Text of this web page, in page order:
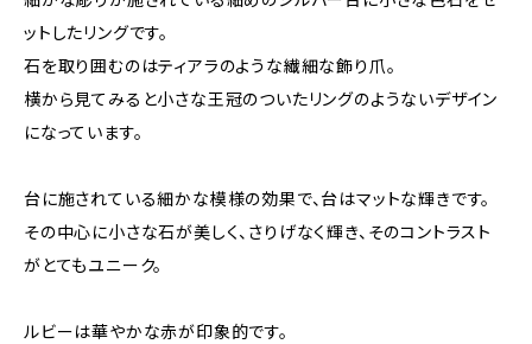
ットしたリングです。
石を取り囲むのはティアラのような繊細な飾り爪。
横から見てみると小さな王冠のついたリングのようないデザイン
になっています。
台に施されている細かな模様の効果で、台はマットな輝きです。
その中心に小さな石が美しく、さりげなく輝き、そのコントラスト
がとてもユニーク。
ルビーは華やかな赤が印象的です。